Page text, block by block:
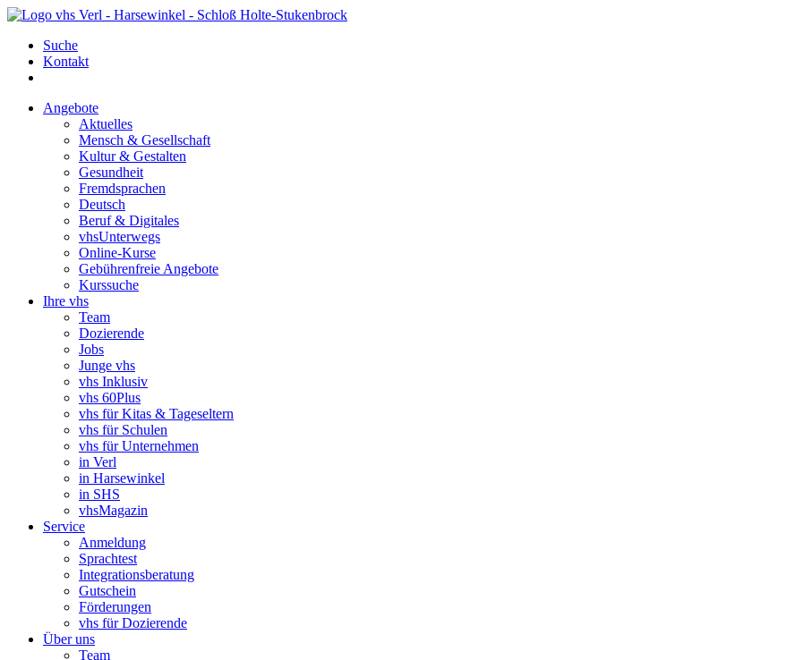
Suche
Kontakt
Angebote
Aktuelles
Mensch & Gesellschaft
Kultur & Gestalten
Gesundheit
Fremdsprachen
Deutsch
Beruf & Digitales
vhsUnterwegs
Online-Kurse
Gebührenfreie Angebote
Kurssuche
Ihre vhs
Team
Dozierende
Jobs
Junge vhs
vhs Inklusiv
vhs 60Plus
vhs für Kitas & Tageseltern
vhs für Schulen
vhs für Unternehmen
in Verl
in Harsewinkel
in SHS
vhsMagazin
Service
Anmeldung
Sprachtest
Integrationsberatung
Gutschein
Förderungen
vhs für Dozierende
Über uns
Team